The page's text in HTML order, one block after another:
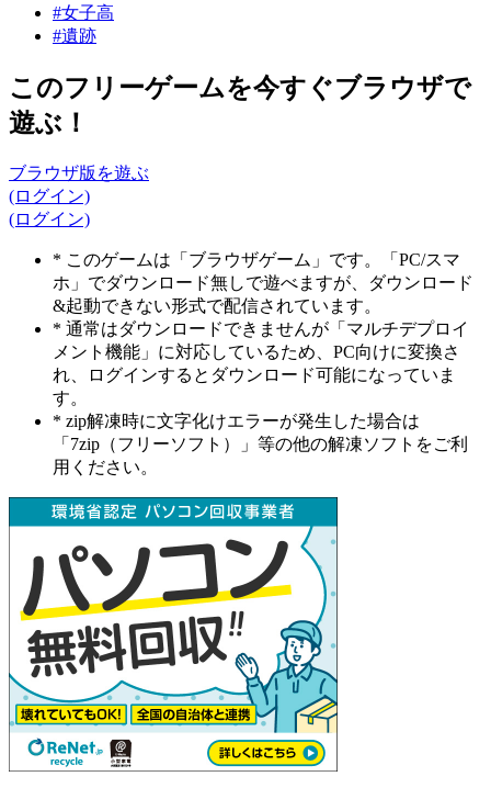
#女子高
#遺跡
このフリーゲームを今すぐブラウザで
遊ぶ！
ブラウザ版を遊ぶ
(ログイン)
(ログイン)
* このゲームは「ブラウザゲーム」です。「PC/スマ
ホ」でダウンロード無しで遊べますが、ダウンロード
&起動できない形式で配信されています。
* 通常はダウンロードできませんが「マルチデプロイ
メント機能」に対応しているため、PC向けに変換さ
れ、ログインするとダウンロード可能になっていま
す。
* zip解凍時に文字化けエラーが発生した場合は
「7zip（フリーソフト）」等の他の解凍ソフトをご利
用ください。